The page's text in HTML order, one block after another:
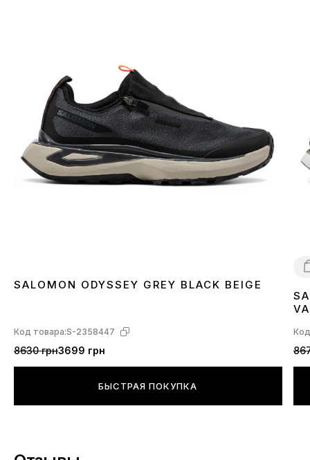
SALOMON ODYSSEY GREY BLACK BEIGE
Код товара:S-2358447
8630 грн3699 грн
БЫСТРАЯ ПОКУПКА